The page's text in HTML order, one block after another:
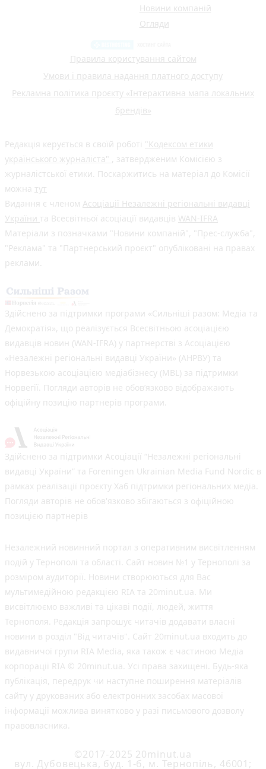
Новини компаній
Огляди
Правила користування сайтом
Умови і правила надання платного доступу
Рекламна політика проєкту «Інтерактивна мапа локальних
брендів»
Редакція керується в своїй роботі "Кодексом етики
українського журналіста"
, затвердженим Комісією з
журналістської етики. Поскаржитись на матеріал до Комісії
можна тут
Видання є членом Асоціації Незалежні регіональні видавці
України та Всесвітньої асоціації видавців WAN-IFRA
Матеріали з позначками "Новини компаній", "Прес-служба",
"Реклама" та "Партнерський проєкт" опубліковані на правах
реклами.
Здійснено за підтримки програми «Сильніші разом: Медіа та
Демократія», що реалізується Всесвітньою асоціацією
видавців новин (WAN-IFRA) у партнерстві з Асоціацією
«Незалежні регіональні видавці України» (АНРВУ) та
Норвезькою асоціацією медіабізнесу (MBL) за підтримки
Норвегії. Погляди авторів не обов’язково відображають
офіційну позицію партнерів програми.
Здійснено за підтримки Асоціації “Незалежні регіональні
видавці України” та Foreningen Ukrainian Media Fund Nordic в
рамках реалізації проєкту Хаб підтримки регіональних медіа.
Погляди авторів не обов'язково збігаються з офіційною
позицією партнерів
Незалежний новинний портал з оперативним висвітленням
подій у Тернополі та області. Сайт новин №1 у Тернополі за
розміром аудиторії. Новини створюються для Вас
мультимедійною редакцією RIA та 20minut.ua. Ми
висвітлюємо важливі та цікаві події, людей, життя
Тернополя. Редакція запрошує читачів додавати власні
новини в розділ "Від читачів". Сайт 20minut.ua входить до
видавничої групи RIA Media, яка також є частиною Медіа
корпорації RIA © 20minut.ua. Усі права захищені. Будь-яка
публiкацiя, передрук чи наступне поширення матеріалів
сайту у друкованих або електронних засобах масової
інформації можлива винятково у разі письмового дозволу
правовласника.
©2017-2025 20minut.ua
вул. Дубовецька, буд. 1-б, м. Тернопіль, 46001;